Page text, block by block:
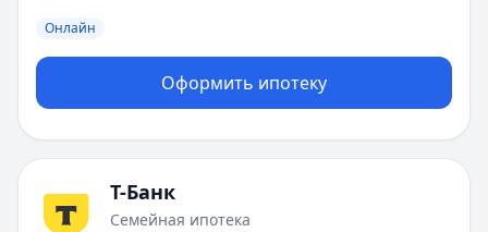
Онлайн
Оформить ипотеку
Т-Банк
Семейная ипотека